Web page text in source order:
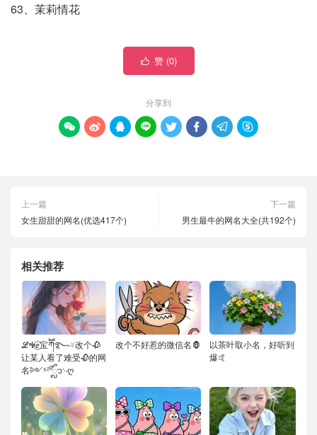
63、茉莉情花
 赞 (0)
分享到
       
上一篇
女生甜甜的网名(优选417个)
下一篇
男生最牛的网名大全(共192个)
相关推荐
ℒᎭℯ⃝宝ཀོོ࿐˶⍤改个🥀
让某人看了难受🥀的网
名༻⁵²⁰ᬽ࿙ღ
改个不好惹的微信名🦍
以茶叶取小名，好听到
爆🤙